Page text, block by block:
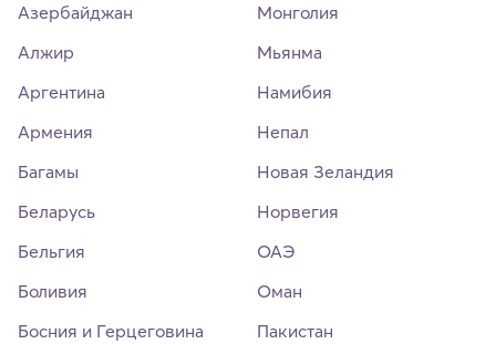
Азербайджан
Алжир
Аргентина
Армения
Багамы
Беларусь
Бельгия
Боливия
Босния и Герцеговина
Монголия
Мьянма
Намибия
Непал
Новая Зеландия
Норвегия
ОАЭ
Оман
Пакистан